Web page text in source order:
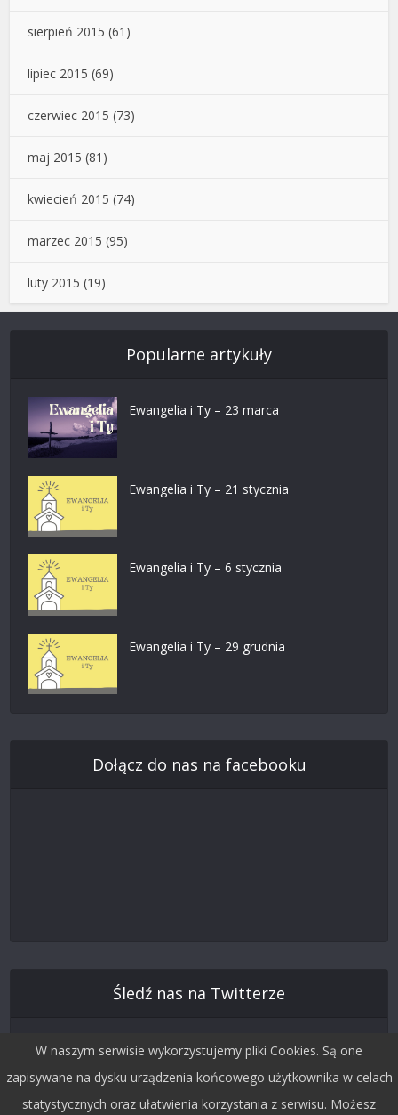
sierpień 2015 (61)
lipiec 2015 (69)
czerwiec 2015 (73)
maj 2015 (81)
kwiecień 2015 (74)
marzec 2015 (95)
luty 2015 (19)
Popularne artykuły
Ewangelia i Ty – 23 marca
Ewangelia i Ty – 21 stycznia
Ewangelia i Ty – 6 stycznia
Ewangelia i Ty – 29 grudnia
Dołącz do nas na facebooku
Śledź nas na Twitterze
W naszym serwisie wykorzystujemy pliki Cookies. Są one
zapisywane na dysku urządzenia końcowego użytkownika w celach
statystycznych oraz ułatwienia korzystania z serwisu. Możesz